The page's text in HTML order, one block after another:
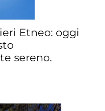
Etneo: oggi
sereno.